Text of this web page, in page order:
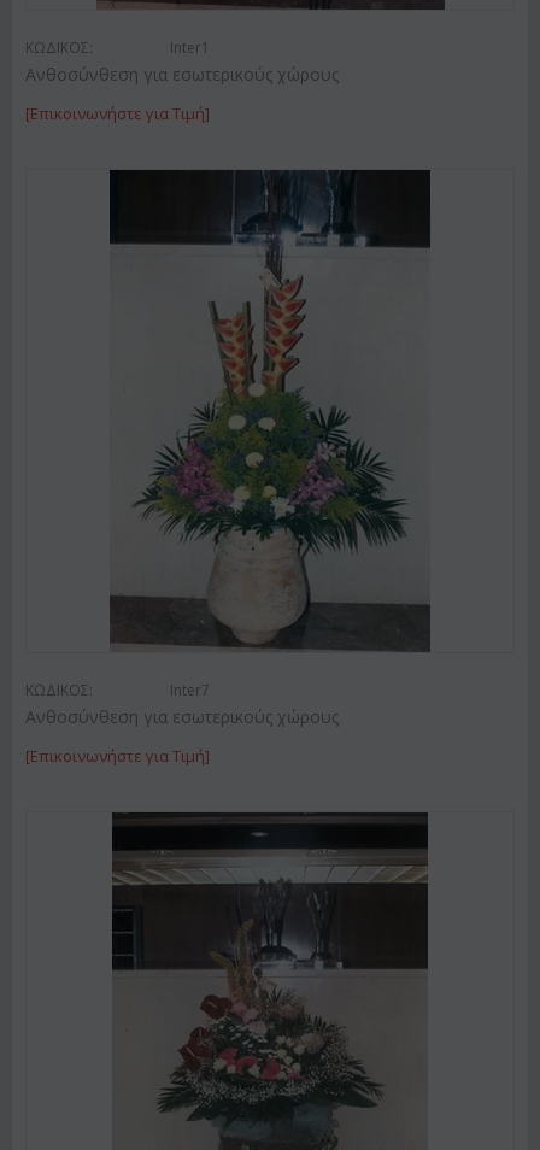
ΚΩΔΙΚΟΣ: Inter1
Ανθοσύνθεση για εσωτερικούς χώρους
[Επικοινωνήστε για Τιμή]
ΚΩΔΙΚΟΣ: Inter7
Ανθοσύνθεση για εσωτερικούς χώρους
[Επικοινωνήστε για Τιμή]